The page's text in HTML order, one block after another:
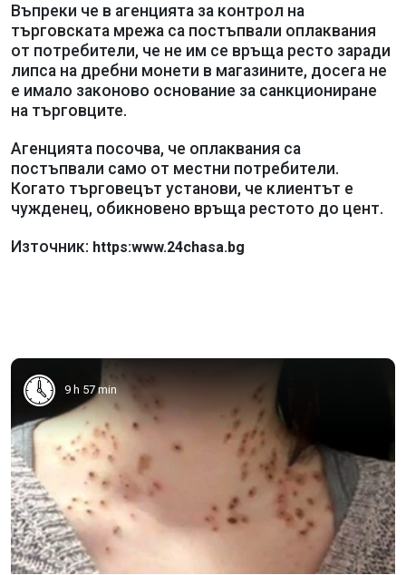
Въпреки че в агенцията за контрол на
търговската мрежа са постъпвали оплаквания
от потребители, че не им се връща ресто заради
липса на дребни монети в магазините, досега не
е имало законово основание за санкциониране
на търговците.
Агенцията посочва, че оплаквания са
постъпвали само от местни потребители.
Когато търговецът установи, че клиентът е
чужденец, обикновено връща рестото до цент.
Източник: https:www.24chasa.bg
9 h 57 min